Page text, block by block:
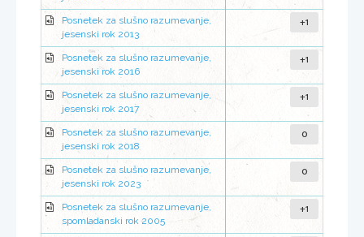
Posnetek za slušno razumevanje,
jesenski rok 2013
+1
Posnetek za slušno razumevanje,
jesenski rok 2016
+1
Posnetek za slušno razumevanje,
jesenski rok 2017
+1
Posnetek za slušno razumevanje,
jesenski rok 2018
0
Posnetek za slušno razumevanje,
jesenski rok 2023
0
Posnetek za slušno razumevanje,
spomladanski rok 2005
+1